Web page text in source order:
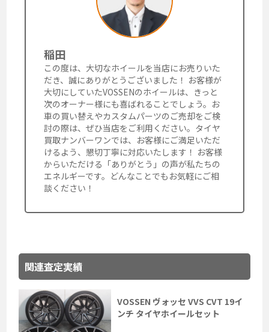
稲田
この度は、大切なホイールを当店にお売りいた
だき、誠にありがとうございました！ お客様が
大切にしていたVOSSENのホイールは、きっと
次のオーナー様にも喜ばれることでしょう。お
車の買い替えやカスタムパーツのご売却をご検
討の際は、ぜひ当店をご利用ください。タイヤ
買取ナンバーワンでは、お客様にご満足いただ
けるよう、懇切丁寧に対応いたします！ お客様
からいただける「ありがとう」の声が私たちの
エネルギーです。どんなことでもお気軽にご相
談ください！
関連査定実績
VOSSEN ヴォッセ VVS CVT 19イ
ンチ タイヤホイールセット